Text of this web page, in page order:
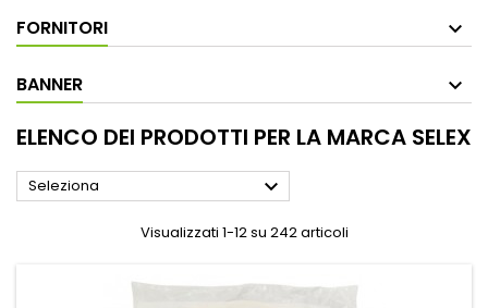
FORNITORI
BANNER
ELENCO DEI PRODOTTI PER LA MARCA SELEX
Seleziona 
Visualizzati 1-12 su 242 articoli